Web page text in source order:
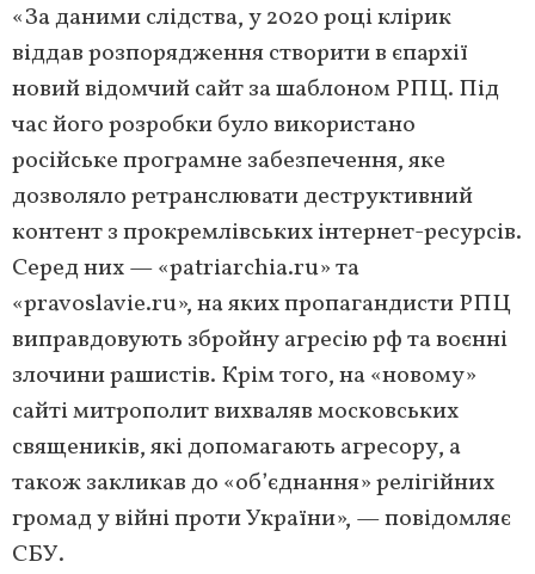
«За даними слідства, у 2020 році клірик
віддав розпорядження створити в єпархії
новий відомчий сайт за шаблоном РПЦ. Під
час його розробки було використано
російське програмне забезпечення, яке
дозволяло ретранслювати деструктивний
контент з прокремлівських інтернет-ресурсів.
Серед них — «patriarchia.ru» та
«pravoslavie.ru», на яких пропагандисти РПЦ
виправдовують збройну агресію рф та воєнні
злочини рашистів. Крім того, на «новому»
сайті митрополит вихваляв московських
священиків, які допомагають агресору, а
також закликав до «об’єднання» релігійних
громад у війні проти України», — повідомляє
СБУ.